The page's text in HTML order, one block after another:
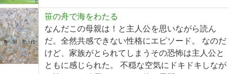
笹の舟で海をわたる
なんだこの母親は！と主人公を思いながら読ん
だ。全然共感できない性格にエピソード。 なのだ
けど、家族がとられてしまうその恐怖は主人公と
ともに感じられた。 不穏な空気にドキドキしなが